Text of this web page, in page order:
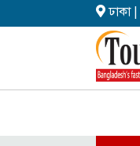
ঢাকা |